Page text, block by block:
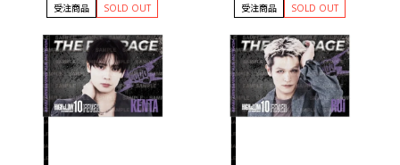
受注商品 SOLD OUT 受注商品 SOLD OUT